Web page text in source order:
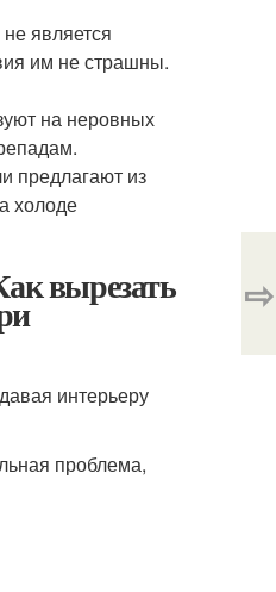
является
им не страшны.
на неровных
предлагают из
холоде
вырезать
интерьеру
проблема,
⇨